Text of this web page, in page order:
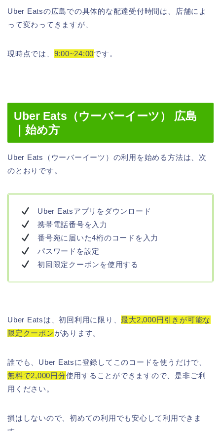
Uber Eatsの広島での具体的な配達受付時間は、店舗によ
って変わってきますが、
現時点では、 9:00~24:00です。
Uber Eats（ウーバーイーツ） 広島
｜始め方
Uber Eats（ウーバーイーツ）の利用を始める方法は、次
のとおりです。
Uber Eatsアプリをダウンロード
携帯電話番号を入力
番号宛に届いた4桁のコードを入力
パスワードを設定
初回限定クーポンを使用する
Uber Eatsは、初回利用に限り、最大2,000円引きが可能な
限定クーポンがあります。
誰でも、Uber Eatsに登録してこのコードを使うだけで、
無料で2,000円分使用することができますので、是非ご利
用ください。
損はしないので、初めての利用でも安心して利用できま